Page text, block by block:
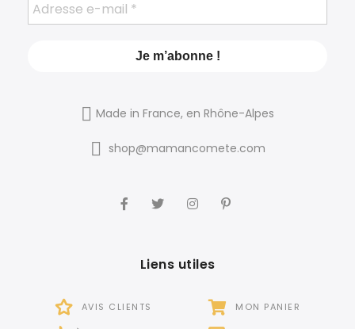
Made in France, en Rhône-Alpes
shop@mamancomete.com
Liens utiles
AVIS CLIENTS MON PANIER